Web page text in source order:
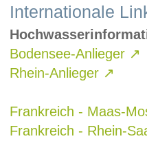
Internationale
Bodensee-Anlieger ↗
Rhein-Anlieger ↗
Frankreich - Maas-
Frankreich - Rhein-